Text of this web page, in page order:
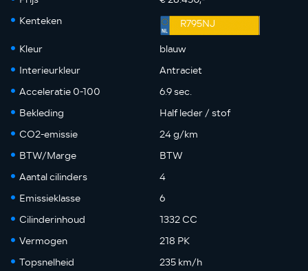
Kenteken
R795NJ
Kleur
blauw
Interieurkleur
Antraciet
Acceleratie 0-100
6.9 sec.
Bekleding
Half leder / stof
CO2-emissie
24 g/km
BTW/Marge
BTW
Aantal cilinders
4
Emissieklasse
6
Cilinderinhoud
1332 CC
Vermogen
218 PK
Topsnelheid
235 km/h